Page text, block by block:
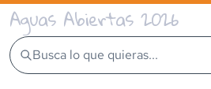
Aguas Abiertas 2026
Busca lo que quieras...